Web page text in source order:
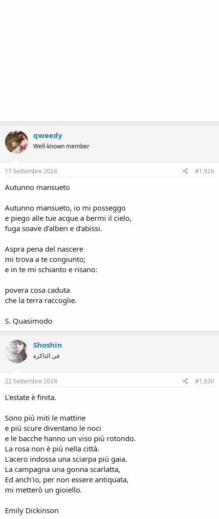
qweedy
Well-known member
17 Settembre 2024 #1,929
Autunno mansueto
Autunno mansueto, io mi posseggo
e piego alle tue acque a bermi il cielo,
fuga soave d’alberi e d’abissi.
Aspra pena del nascere
mi trova a te congiunto;
e in te mi schianto e risano:
povera cosa caduta
che la terra raccoglie.
S. Quasimodo
Shoshin
في الذاكرة
22 Settembre 2024 #1,930
L'estate è finita.
Sono più miti le mattine
e più scure diventano le noci
e le bacche hanno un viso più rotondo.
La rosa non è più nella città.
L'acero indossa una sciarpa più gaia.
La campagna una gonna scarlatta,
Ed anch'io, per non essere antiquata,
mi metterò un gioiello.
Emily Dickinson